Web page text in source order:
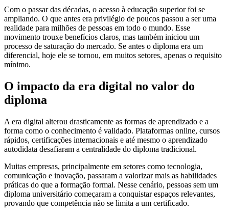
Com o passar das décadas, o acesso à educação superior foi se
ampliando. O que antes era privilégio de poucos passou a ser uma
realidade para milhões de pessoas em todo o mundo. Esse
movimento trouxe benefícios claros, mas também iniciou um
processo de saturação do mercado. Se antes o diploma era um
diferencial, hoje ele se tornou, em muitos setores, apenas o requisito
mínimo.
O impacto da era digital no valor do
diploma
A era digital alterou drasticamente as formas de aprendizado e a
forma como o conhecimento é validado. Plataformas online, cursos
rápidos, certificações internacionais e até mesmo o aprendizado
autodidata desafiaram a centralidade do diploma tradicional.
Muitas empresas, principalmente em setores como tecnologia,
comunicação e inovação, passaram a valorizar mais as habilidades
práticas do que a formação formal. Nesse cenário, pessoas sem um
diploma universitário começaram a conquistar espaços relevantes,
provando que competência não se limita a um certificado.